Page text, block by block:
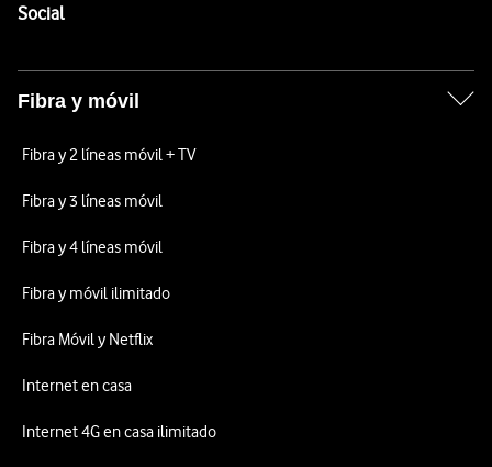
SocialEnlaces a las redes sociales de Vodafone
Fibra y móvil
Fibra y 2 líneas móvil + TV
Fibra y 3 líneas móvil
Fibra y 4 líneas móvil
Fibra y móvil ilimitado
Fibra Móvil y Netflix
Internet en casa
Internet 4G en casa ilimitado